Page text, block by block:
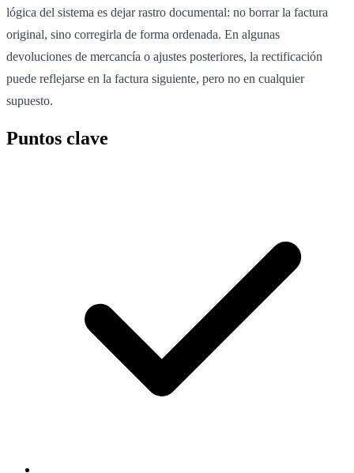
lógica del sistema es dejar rastro documental: no borrar la factura
original, sino corregirla de forma ordenada. En algunas
devoluciones de mercancía o ajustes posteriores, la rectificación
puede reflejarse en la factura siguiente, pero no en cualquier
supuesto.
Puntos clave